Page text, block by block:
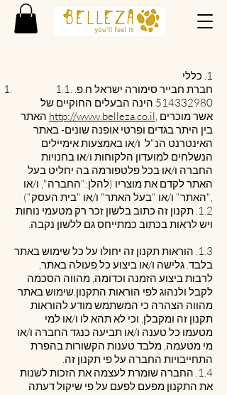
1. כללי
1.1. חברת חבייר סימורה ישראל ח.פ.
514332980 הינה הבעלים החוקיים של
http://www.belleza.co.il, אשר מוכרים
בין היתר בגדים ופרטי אופנה שונים- באתר
האינטרנט הנ"ל ו/או באמצעות אימיילים
הנשלחים למועדון הלקוחות ו/או בחנויות
החברה ו/או בכל פלטפורמה בה יחליט בעל
האתר לקדם את מוצריו (להלן:"החברה", ו/או
"האתר" ו/או "בעל האתר" ו/או "בית העסק"),
1.2. תקנון זה כתוב בלשון זכר רק מטעמי נוחות
ויש לראות בכתוב כמתייחס גם ללשון נקבה.
1.3. הוראות תקנון זה יחולו על כל שימוש באתר
בלבד. גלישה ו/או ביצוע כל פעולה באתר,
לרבות ביצוע הזמנה וכדומה, מהווה הסכמה
לקבל ולנהוג לפי הוראות התקנון.שימוש באתר
מהווה הצהרה כי המשתמש מודע להוראות
תקנון זה ומקבלן, וכי לא תהא לו ו/או למי
מטעמו כל טענה ו/או תביעה כנגד החברה ו/או
מי מטעמה, מלבד טענות הקשורות בהפרת
התחייבויות החברה על פי תקנון זה.
1.4. החברה שומרת לעצמה את הזכות לשנות
את התקנון מפעם לפעם על פי שיקול דעתה